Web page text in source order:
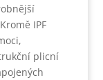
IPF
plicní